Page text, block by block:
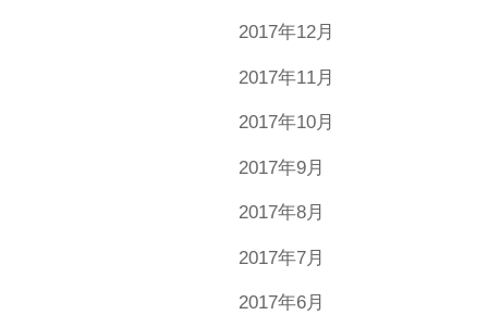
2017年12月
2017年11月
2017年10月
2017年9月
2017年8月
2017年7月
2017年6月